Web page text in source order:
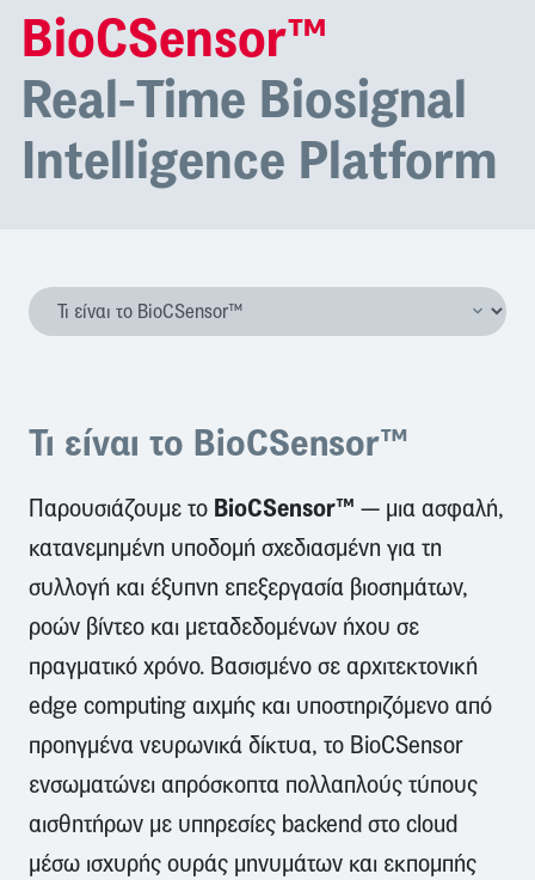
BioCSensor™
Real-Time Biosignal
Intelligence Platform
Τι είναι το BioCSensor™
Παρουσιάζουμε το BioCSensor™ — μια ασφαλή,
κατανεμημένη υποδομή σχεδιασμένη για τη
συλλογή και έξυπνη επεξεργασία βιοσημάτων,
ροών βίντεο και μεταδεδομένων ήχου σε
πραγματικό χρόνο. Βασισμένο σε αρχιτεκτονική
edge computing αιχμής και υποστηριζόμενο από
προηγμένα νευρωνικά δίκτυα, το BioCSensor
ενσωματώνει απρόσκοπτα πολλαπλούς τύπους
αισθητήρων με υπηρεσίες backend στο cloud
μέσω ισχυρής ουράς μηνυμάτων και εκπομπής